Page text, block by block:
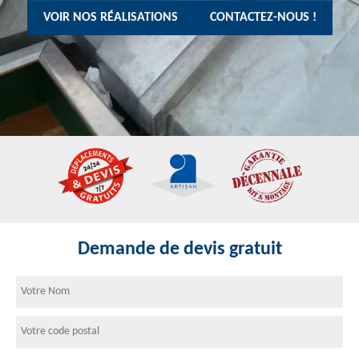
VOIR NOS RÉALISATIONS CONTACTEZ-NOUS !
Demande de devis gratuit